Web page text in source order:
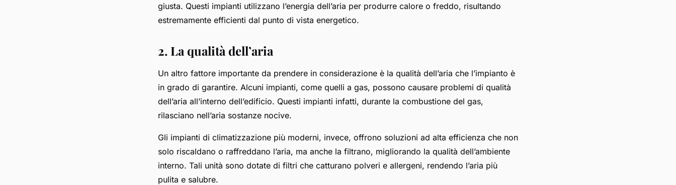
giusta. Questi impianti utilizzano l’energia dell’aria per produrre calore o freddo, risultando
estremamente efficienti dal punto di vista energetico.
2. La qualità dell’aria
Un altro fattore importante da prendere in considerazione è la qualità dell’aria che l’impianto è
in grado di garantire. Alcuni impianti, come quelli a gas, possono causare problemi di qualità
dell’aria all’interno dell’edificio. Questi impianti infatti, durante la combustione del gas,
rilasciano nell’aria sostanze nocive.
Gli impianti di climatizzazione più moderni, invece, offrono soluzioni ad alta efficienza che non
solo riscaldano o raffreddano l’aria, ma anche la filtrano, migliorando la qualità dell’ambiente
interno. Tali unità sono dotate di filtri che catturano polveri e allergeni, rendendo l’aria più
pulita e salubre.